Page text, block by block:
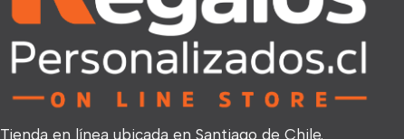
Tienda en línea ubicada en Santiago de Chile.